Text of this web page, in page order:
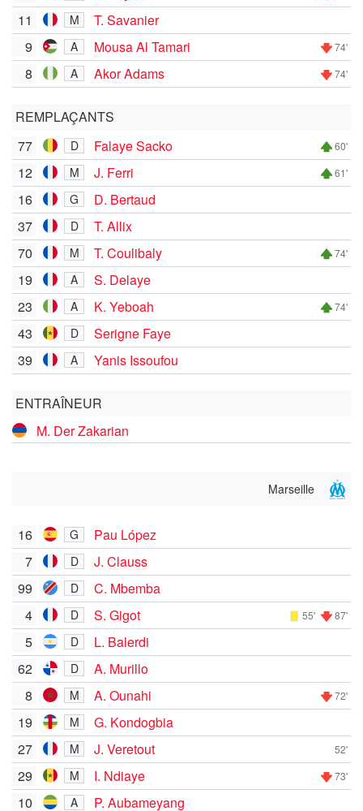
11 M
T. Savanier
9
A Mousa Al Tamari 74'
8 A Akor Adams 74'
REMPLAÇANTS
77
D Falaye Sacko 60'
12 M J. Ferri 61'
16 G
D. Bertaud
37
D
T. Allix
70
M T. Coulibaly 74'
19 A
S. Delaye
23
A K. Yeboah 74'
43 D
Serigne Faye
39
A Yanis Issoufou
ENTRAÎNEUR
M. Der Zakarian
Marseille
16 G
Pau López
7
D
J. Clauss
99
D
C. Mbemba
4
D S. Gigot 55' 87'
5 D
L. Balerdi
62
D
A. Murillo
8
M A. Ounahi 72'
19 M
G. Kondogbia
27
M J. Veretout 52'
29 M I. Ndiaye 73'
10 A P. Aubameyang